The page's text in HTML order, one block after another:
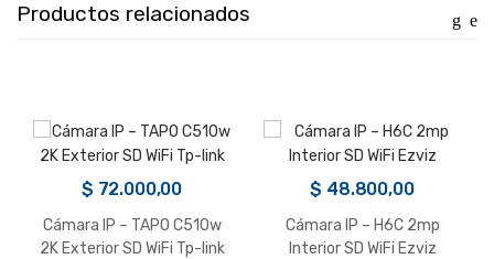
Productos relacionados
$ 72.000,00
Cámara IP – TAPO C510w
2K Exterior SD WiFi Tp-link
$ 48.800,00
Cámara IP – H6C 2mp
Interior SD WiFi Ezviz